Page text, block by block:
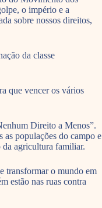
o império e a
sobre nossos direitos,
da classe
que vencer os vários
Direito a Menos”.
as populações do campo e
da agricultura familiar.
transformar o mundo em
estão nas ruas contra